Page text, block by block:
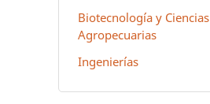
Biotecnología y Ciencias
Agropecuarias
Ingenierías